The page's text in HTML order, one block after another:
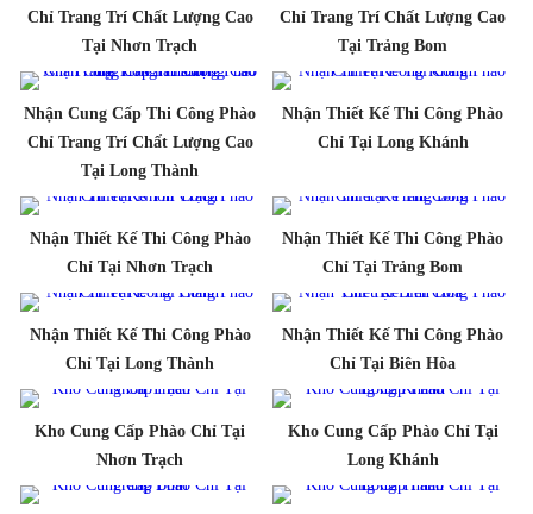
Chỉ Trang Trí Chất Lượng Cao
Tại Nhơn Trạch
Chỉ Trang Trí Chất Lượng Cao
Tại Trảng Bom
Nhận Cung Cấp Thi Công Phào
Chỉ Trang Trí Chất Lượng Cao
Tại Long Thành
Nhận Thiết Kế Thi Công Phào
Chỉ Tại Long Khánh
Nhận Thiết Kế Thi Công Phào
Chỉ Tại Nhơn Trạch
Nhận Thiết Kế Thi Công Phào
Chỉ Tại Trảng Bom
Nhận Thiết Kế Thi Công Phào
Chỉ Tại Long Thành
Nhận Thiết Kế Thi Công Phào
Chỉ Tại Biên Hòa
Kho Cung Cấp Phào Chỉ Tại
Nhơn Trạch
Kho Cung Cấp Phào Chỉ Tại
Long Khánh